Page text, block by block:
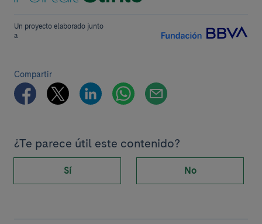
Un proyecto elaborado junto
a
Compartir
¿Te parece útil este contenido?
Sí No